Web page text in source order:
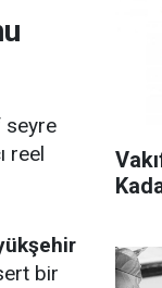
seyre
reel
bir